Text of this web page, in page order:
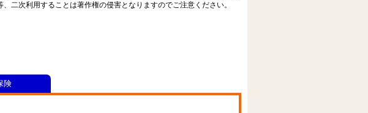
二次利用することは著作権の侵害となりますのでご注意ください。
険